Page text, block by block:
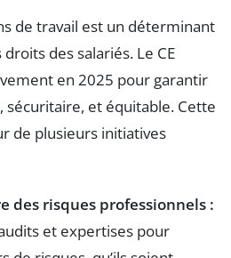
de travail est un déterminant
des salariés. Le CE
en 2025 pour garantir
sécuritaire, et équitable. Cette
de plusieurs initiatives
des risques professionnels :
et expertises pour